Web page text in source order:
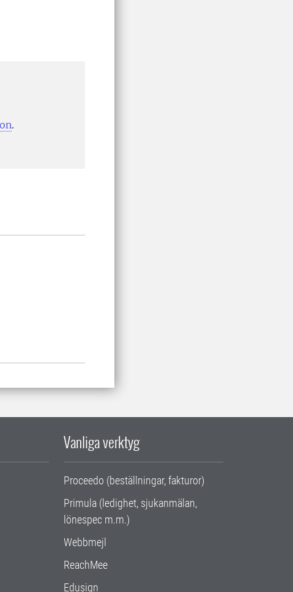
.
Vanliga verktyg
Proceedo (beställningar, fakturor)
Primula (ledighet, sjukanmälan,
lönespec m.m.)
Webbmejl
ReachMee
Edusign